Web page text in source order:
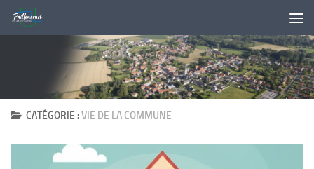
Skip to content
CATÉGORIE :VIE DE LA COMMUNE